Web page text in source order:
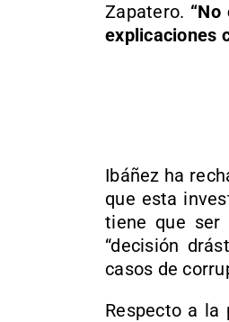
Zapatero.
explicaciones
Ibáñez ha
que esta
tiene que ser
“decisión
casos de
Respecto a la